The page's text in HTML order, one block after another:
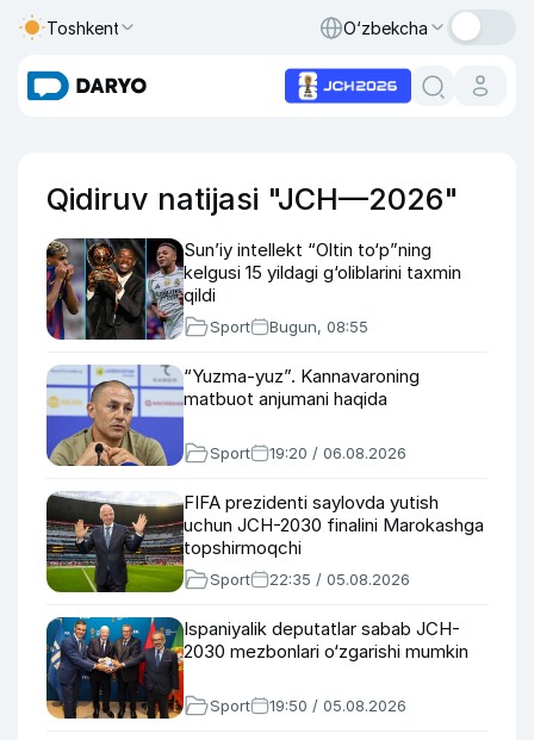
Toshkent O‘zbekcha
Qidiruv natijasi "JCH—2026"
Sun’iy intellekt “Oltin to‘p”ning
kelgusi 15 yildagi g‘oliblarini taxmin
qildi
Sport Bugun, 08:55
“Yuzma-yuz”. Kannavaroning
matbuot anjumani haqida
Sport 19:20 / 06.08.2026
FIFA prezidenti saylovda yutish
uchun JCH-2030 finalini Marokashga
topshirmoqchi
Sport 22:35 / 05.08.2026
Ispaniyalik deputatlar sabab JCH-
2030 mezbonlari o‘zgarishi mumkin
Sport 19:50 / 05.08.2026